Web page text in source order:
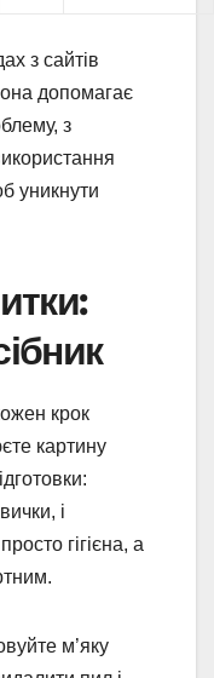
з сайтів
допомагає
з
уникнути
крок
картину
і
гігієна, а
м’яку